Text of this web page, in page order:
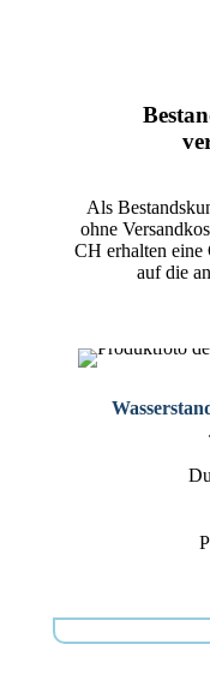
Als
ohne
CH erhalten
auf die